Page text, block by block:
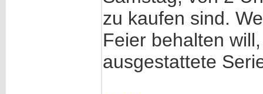
zu kaufen sind.
Feier behalten
ausgestattete